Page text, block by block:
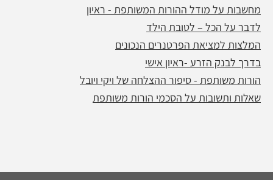
מחשבות על מודל ההורות המשותפת - ראיון
לדבר על הכל – לטובת הילד
המלצות למציאת הפרטנרים הנכונים
בדרך לבנק הזרע -ראיון אישי
הורות משותפת - סיפור ההצלחה של ויקי ויובל
שאלות ותשובות על הסכמי הורות משותפת